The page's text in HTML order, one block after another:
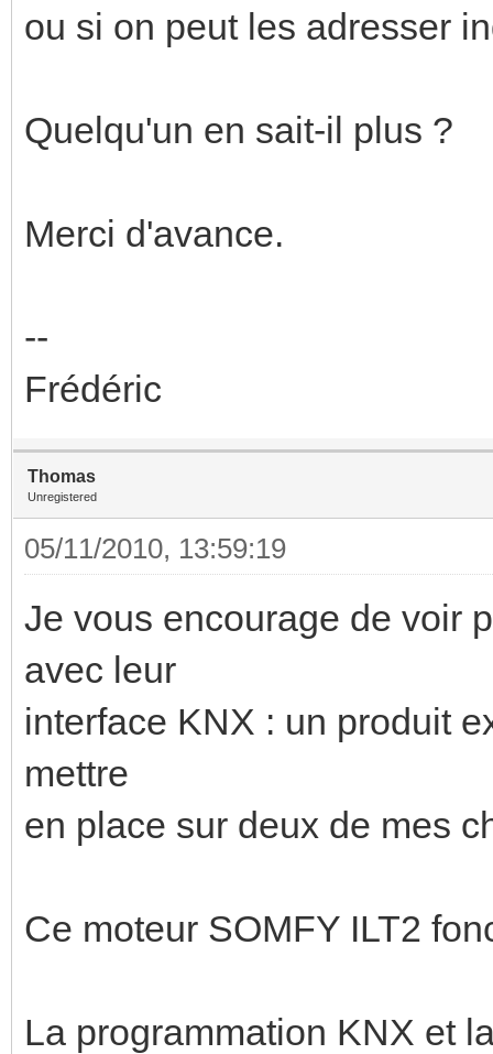
ou si on peut les adresser
Quelqu'un en sait-il plus ?
Merci d'avance.
--
Frédéric
Thomas
Unregistered
05/11/2010, 13:59:19
Je vous encourage de voir
avec leur
interface KNX : un produit
mettre
en place sur deux de mes
Ce moteur SOMFY ILT2
La programmation KNX et